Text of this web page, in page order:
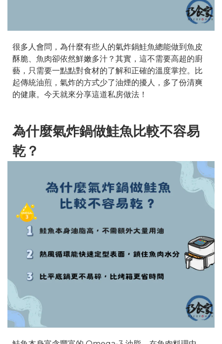
很多人會問，為什麼有些人的氣炸鍋鮭魚總能做到魚皮
酥脆、魚肉卻依然鮮嫩多汁？其實，這不需要高超的廚
藝，只需要一點點對食材的了解和正確的溫度掌控。比
起傳統油煎，氣炸的方式少了油煙的擾人，多了份清爽
的健康。今天就來分享這道私房做法！
為什麼氣炸鍋做鮭魚比較不容易
乾？